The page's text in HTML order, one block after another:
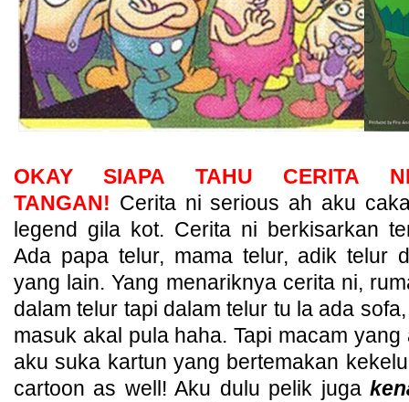
OKAY SIAPA TAHU CERITA
TANGAN! Cerita ni serious ah aku
legend gila kot. Cerita ni berkisarkan
Ada papa telur, mama telur, adik telur
yang lain. Yang menariknya cerita ni,
dalam telur tapi dalam telur tu la ada
masuk akal pula haha. Tapi macam
aku suka kartun yang bertemakan
cartoon as well! Aku dulu pelik juga